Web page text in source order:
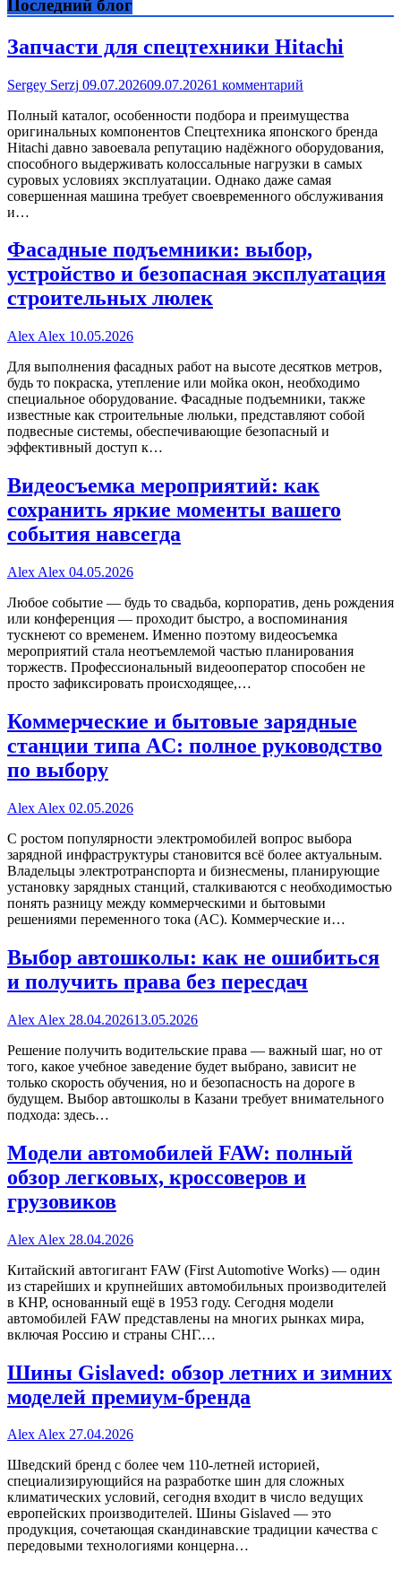
Последний блог
Запчасти для спецтехники Hitachi
Sergey Serzj 09.07.202609.07.20261 комментарий
Полный каталог, особенности подбора и преимущества
оригинальных компонентов Спецтехника японского бренда
Hitachi давно завоевала репутацию надёжного оборудования,
способного выдерживать колоссальные нагрузки в самых
суровых условиях эксплуатации. Однако даже самая
совершенная машина требует своевременного обслуживания
и…
Фасадные подъемники: выбор,
устройство и безопасная эксплуатация
строительных люлек
Alex Alex 10.05.2026
Для выполнения фасадных работ на высоте десятков метров,
будь то покраска, утепление или мойка окон, необходимо
специальное оборудование. Фасадные подъемники, также
известные как строительные люльки, представляют собой
подвесные системы, обеспечивающие безопасный и
эффективный доступ к…
Видеосъемка мероприятий: как
сохранить яркие моменты вашего
события навсегда
Alex Alex 04.05.2026
Любое событие — будь то свадьба, корпоратив, день рождения
или конференция — проходит быстро, а воспоминания
тускнеют со временем. Именно поэтому видеосъемка
мероприятий стала неотъемлемой частью планирования
торжеств. Профессиональный видеооператор способен не
просто зафиксировать происходящее,…
Коммерческие и бытовые зарядные
станции типа AC: полное руководство
по выбору
Alex Alex 02.05.2026
С ростом популярности электромобилей вопрос выбора
зарядной инфраструктуры становится всё более актуальным.
Владельцы электротранспорта и бизнесмены, планирующие
установку зарядных станций, сталкиваются с необходимостью
понять разницу между коммерческими и бытовыми
решениями переменного тока (AC). Коммерческие и…
Выбор автошколы: как не ошибиться
и получить права без пересдач
Alex Alex 28.04.202613.05.2026
Решение получить водительские права — важный шаг, но от
того, какое учебное заведение будет выбрано, зависит не
только скорость обучения, но и безопасность на дороге в
будущем. Выбор автошколы в Казани требует внимательного
подхода: здесь…
Модели автомобилей FAW: полный
обзор легковых, кроссоверов и
грузовиков
Alex Alex 28.04.2026
Китайский автогигант FAW (First Automotive Works) — один
из старейших и крупнейших автомобильных производителей
в КНР, основанный ещё в 1953 году. Сегодня модели
автомобилей FAW представлены на многих рынках мира,
включая Россию и страны СНГ.…
Шины Gislaved: обзор летних и зимних
моделей премиум-бренда
Alex Alex 27.04.2026
Шведский бренд с более чем 110-летней историей,
специализирующийся на разработке шин для сложных
климатических условий, сегодня входит в число ведущих
европейских производителей. Шины Gislaved — это
продукция, сочетающая скандинавские традиции качества с
передовыми технологиями концерна…